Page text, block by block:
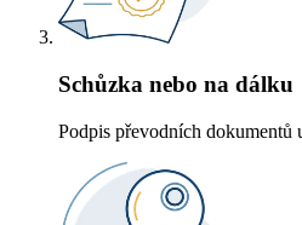
Schůzka nebo na dálku
Podpis převodních dokumentů